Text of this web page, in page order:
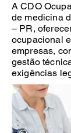
A CDO
de medicina
– PR,
ocupacional
empresas,
gestão
exigências